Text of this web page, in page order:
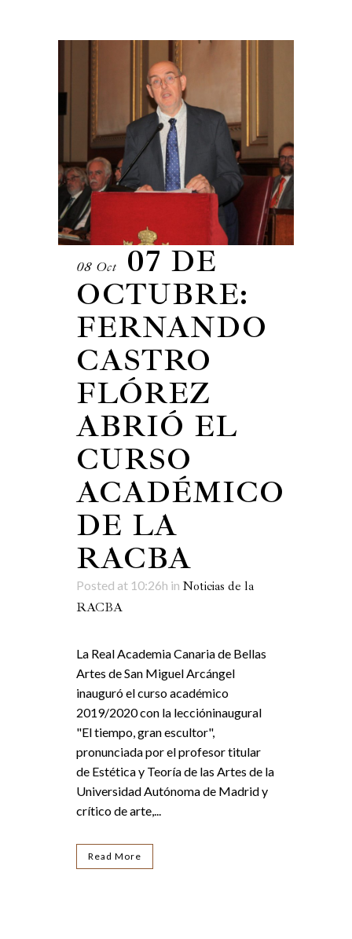
08 Oct
07 DE
OCTUBRE:
FERNANDO
CASTRO
FLÓREZ
ABRIÓ EL
CURSO
ACADÉMICO
DE LA
RACBA
Posted at 10:26h in Noticias de la
RACBA
La Real Academia Canaria de Bellas
Artes de San Miguel Arcángel
inauguró el curso académico
2019/2020 con la leccióninaugural
"El tiempo, gran escultor",
pronunciada por el profesor titular
de Estética y Teoría de las Artes de la
Universidad Autónoma de Madrid y
crítico de arte,...
Read More